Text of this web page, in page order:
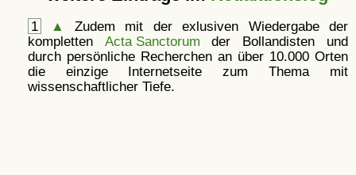
1 ▲
Zudem mit der exlusiven Wiedergabe der
kompletten Acta Sanctorum der Bollandisten und
durch persönliche Recherchen an über 10.000 Orten
die einzige Internetseite zum Thema mit
wissenschaftlicher Tiefe.